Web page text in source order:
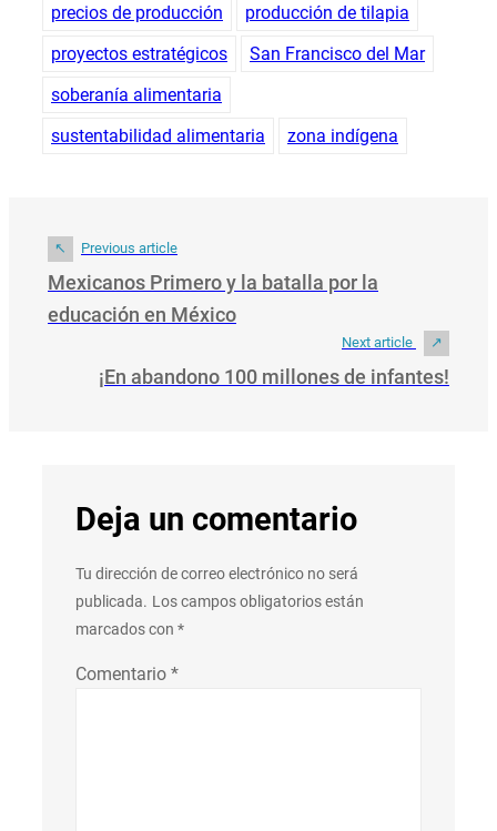
precios de producción
producción de tilapia
proyectos estratégicos
San Francisco del Mar
soberanía alimentaria
sustentabilidad alimentaria
zona indígena
Previous article
Mexicanos Primero y la batalla por la
educación en México
Next article
¡En abandono 100 millones de infantes!
Deja un comentario
Tu dirección de correo electrónico no será
publicada. Los campos obligatorios están
marcados con *
Comentario *